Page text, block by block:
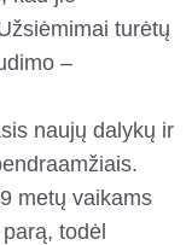
turėtų
–
naujų dalykų ir
metų vaikams
todėl